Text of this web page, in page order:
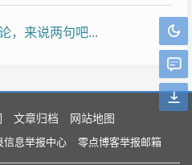
，来说两句吧...
文章归档 网站地图
信息举报中心 零点博客举报邮箱